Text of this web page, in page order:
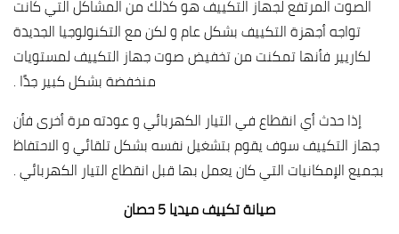
الصوت المرتفع لجهاز التكييف هو كذلك من المشاكل التي كانت
تواجه أجهزة التكييف بشكل عام و لكن مع التكنولوجيا الجديدة
لكاريير فأنها تمكنت من تخفيض صوت جهاز التكييف لمستويات
منخفضة بشكل كبير جدًا .
إذا حدث أي انقطاع في التيار الكهربائي و عودته مرة أخرى فأن
جهاز التكييف سوف يقوم بتشغيل نفسه بشكل تلقائي و الاحتفاظ
بجميع الإمكانيات التي كان يعمل بها قبل انقطاع التيار الكهربائي .
صيانة تكييف ميديا 5 حصان